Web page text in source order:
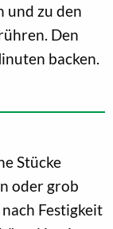
und zu den
Den
backen.
Stücke
oder grob
Festigkeit